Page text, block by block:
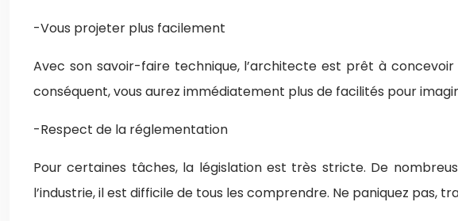
-Vous projeter plus facilement
Avec son savoir-faire technique, l’architecte est prêt à
conséquent, vous aurez immédiatement plus de facilités pour
-Respect de la réglementation
Pour certaines tâches, la législation est très stricte. De
l’industrie, il est difficile de tous les comprendre. Ne paniquez